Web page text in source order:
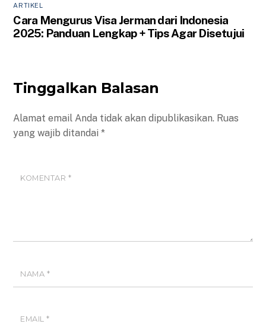
ARTIKEL
Cara Mengurus Visa Jerman dari Indonesia
2025: Panduan Lengkap + Tips Agar Disetujui
Tinggalkan Balasan
Alamat email Anda tidak akan dipublikasikan. Ruas
yang wajib ditandai*
KOMENTAR*
NAMA *
EMAIL*